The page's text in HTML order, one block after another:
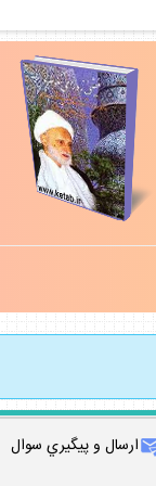
ارسال و پيگيري سوال